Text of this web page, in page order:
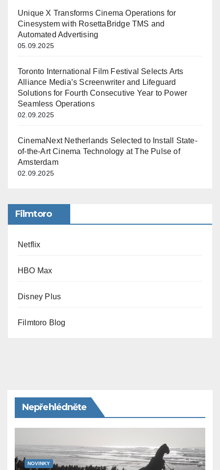
Unique X Transforms Cinema Operations for
Cinesystem with RosettaBridge TMS and
Automated Advertising
05.09.2025
Toronto International Film Festival Selects Arts
Alliance Media’s Screenwriter and Lifeguard
Solutions for Fourth Consecutive Year to Power
Seamless Operations
02.09.2025
CinemaNext Netherlands Selected to Install State-
of-the-Art Cinema Technology at The Pulse of
Amsterdam
02.09.2025
Filmtoro
Netflix
HBO Max
Disney Plus
Filmtoro Blog
Nepřehlédněte
NOVINKY